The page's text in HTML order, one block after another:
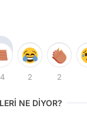
2 2
NE DİYOR?